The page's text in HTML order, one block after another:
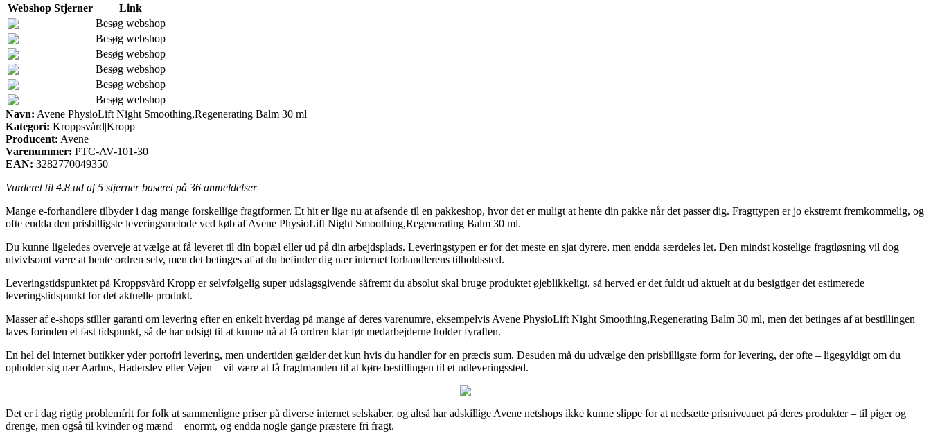
Webshop Stjerner
Link
Besøg webshop
Besøg webshop
Besøg webshop
Besøg webshop
Besøg webshop
Besøg webshop
Navn: Avene PhysioLift Night Smoothing,Regenerating Balm 30 ml
Kategori: Kroppsvård|Kropp
Producent: Avene
Varenummer: PTC-AV-101-30
EAN: 3282770049350
Vurderet til 4.8 ud af 5 stjerner baseret på 36 anmeldelser
Mange e-forhandlere tilbyder i dag mange forskellige fragtformer. Et hit er lige nu at afsende til en pakkeshop, hvor det er muligt at hente din pakke når det passer dig. Fragttypen er jo ekstremt fremkommelig, og
ofte endda den prisbilligste leveringsmetode ved køb af Avene PhysioLift Night Smoothing,Regenerating Balm 30 ml.
Du kunne ligeledes overveje at vælge at få leveret til din bopæl eller ud på din arbejdsplads. Leveringstypen er for det meste en sjat dyrere, men endda særdeles let. Den mindst kostelige fragtløsning vil dog
utvivlsomt være at hente ordren selv, men det betinges af at du befinder dig nær internet forhandlerens tilholdssted.
Leveringstidspunktet på Kroppsvård|Kropp er selvfølgelig super udslagsgivende såfremt du absolut skal bruge produktet øjeblikkeligt, så herved er det fuldt ud aktuelt at du besigtiger det estimerede
leveringstidspunkt for det aktuelle produkt.
Masser af e-shops stiller garanti om levering efter en enkelt hverdag på mange af deres varenumre, eksempelvis Avene PhysioLift Night Smoothing,Regenerating Balm 30 ml, men det betinges af at bestillingen
laves forinden et fast tidspunkt, så de har udsigt til at kunne nå at få ordren klar før medarbejderne holder fyraften.
En hel del internet butikker yder portofri levering, men undertiden gælder det kun hvis du handler for en præcis sum. Desuden må du udvælge den prisbilligste form for levering, der ofte – ligegyldigt om du
opholder sig nær Aarhus, Haderslev eller Vejen – vil være at få fragtmanden til at køre bestillingen til et udleveringssted.
Det er i dag rigtig problemfrit for folk at sammenligne priser på diverse internet selskaber, og altså har adskillige Avene netshops ikke kunne slippe for at nedsætte prisniveauet på deres produkter – til piger og
drenge, men også til kvinder og mænd – enormt, og endda nogle gange præstere fri fragt.